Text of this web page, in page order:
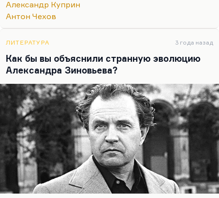
критичен в отношении этих болезней, он это
понимает. Глеб Успенский прекрасно понимал,
чудовищное…
Александр Куприн
Антон Чехов
ЛИТЕРАТУРА 3 года назад
Как бы вы объяснили странную эволюцию
Александра Зиновьева?